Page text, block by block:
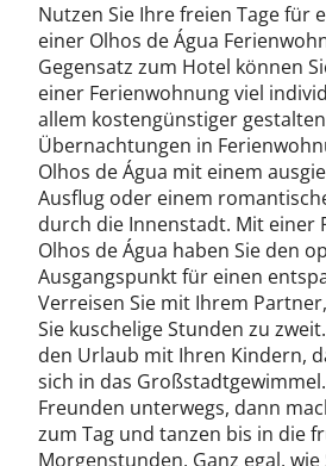
Nutzen Sie Ihre freien Tage für
einer Olhos de Água
Gegensatz zum Hotel können
einer Ferienwohnung viel
allem kostengünstiger
Übernachtungen in
Olhos de Água mit einem
Ausflug oder einem
durch die Innenstadt. Mit einer
Olhos de Água haben Sie den
Ausgangspunkt für einen
Verreisen Sie mit Ihrem
Sie kuschelige Stunden zu
den Urlaub mit Ihren Kindern,
sich in das
Freunden unterwegs, dann
zum Tag und tanzen bis in die
Morgenstunden. Ganz egal, wie